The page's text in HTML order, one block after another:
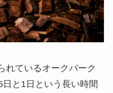
れているオークバーク
と1日という長い時間